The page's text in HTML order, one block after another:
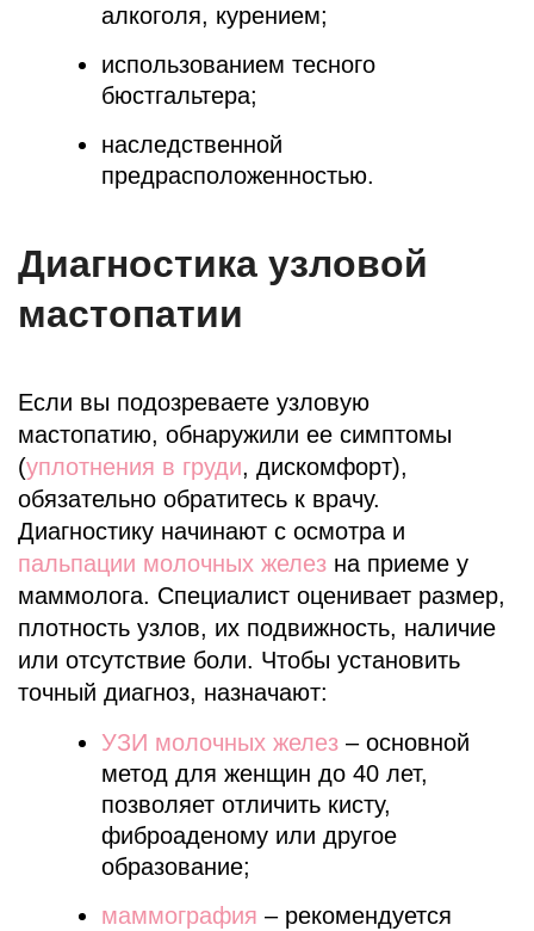
алкоголя, курением;
использованием тесного
бюстгальтера;
наследственной
предрасположенностью.
Диагностика узловой
мастопатии
Если вы подозреваете узловую
мастопатию, обнаружили ее симптомы
(уплотнения в груди, дискомфорт),
обязательно обратитесь к врачу.
Диагностику начинают с осмотра и
пальпации молочных желез на приеме у
маммолога. Специалист оценивает размер,
плотность узлов, их подвижность, наличие
или отсутствие боли. Чтобы установить
точный диагноз, назначают:
УЗИ молочных желез – основной
метод для женщин до 40 лет,
позволяет отличить кисту,
фиброаденому или другое
образование;
маммография – рекомендуется